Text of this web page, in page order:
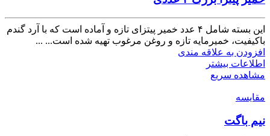
این بسته شامل ۴ عدد خمیر پیتزای تازه و آماده است که با آرد گندم
باکیفیت، خمیرمایه تازه و روغن مرغوب تهیه شده است... ...
افزودن به علاقه مندی
اطلاعات بیشتر
مشاهده سریع
مقایسه
نیم باگت